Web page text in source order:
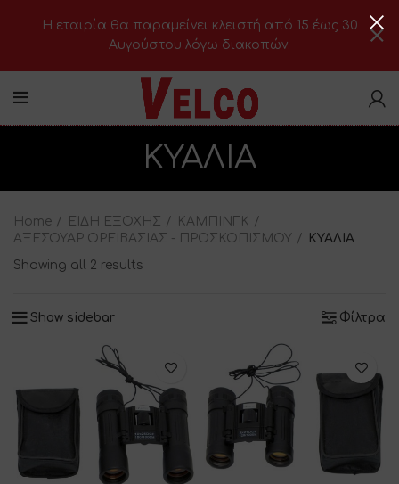
ΚΥΑΛΙΑ
Home ΕΙΔΗ ΕΞΟΧΗΣ
ΚΑΜΠΙΝΓΚ
ΑΞΕΣΟΥΑΡ ΟΡΕΙΒΑΣΙΑΣ - ΠΡΟΣΚΟΠΙΣΜΟΥ
ΚΥΑΛΙΑ
Showing all 2 results
Show sidebar Φίλτρα
H εταιρία θα παραμείνει κλειστή από 15 έως 30
Αυγούστου λόγω διακοπών.